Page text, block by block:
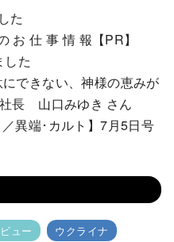
た
お 仕 事 情 報【PR】
た
できない、神様の恵みが
長 山口みゆき さん
異端･カルト】7月5日号
ュー
ウクライナ